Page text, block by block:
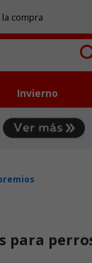
compra
Invierno
para